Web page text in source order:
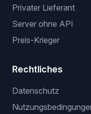
Privater Lieferant
Server ohne API
Preis-Krieger
Rechtliches
Datenschutz